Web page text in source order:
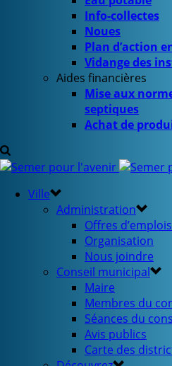
Info-collectes
Noues
Plan d’action
Vidange des
Aides financières
Mise aux
septiques
Achat de
Ville
Administration
Offres d’emplois
Organisation
Nous joindre
Conseil municipal
Maire
Membres du
Séances du
Avis publics
Carte des